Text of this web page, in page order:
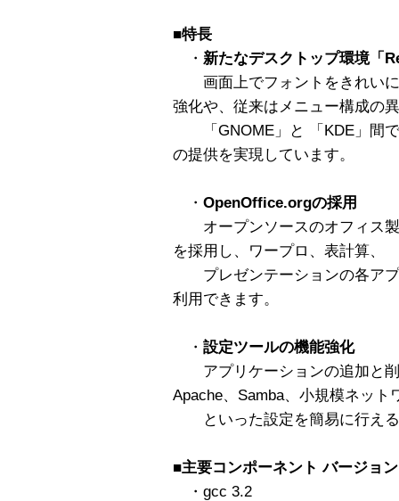
■特長
・ 新たなデスクトップ環境「
画面上でフォントをきれいに
強化や、従来はメニュー構成の
「GNOME」と 「KDE」間で
の提供を実現しています。
・ OpenOffice.orgの採用
オープンソースのオフィス製
を採用し、ワープロ、表計算、
プレゼンテーションの各アプ
利用できます。
・ 設定ツールの機能強化
アプリケーションの追加と削
Apache、Samba、小規模ネット
といった設定を簡易に行える
■主要コンポーネント バージョン
・gcc 3.2